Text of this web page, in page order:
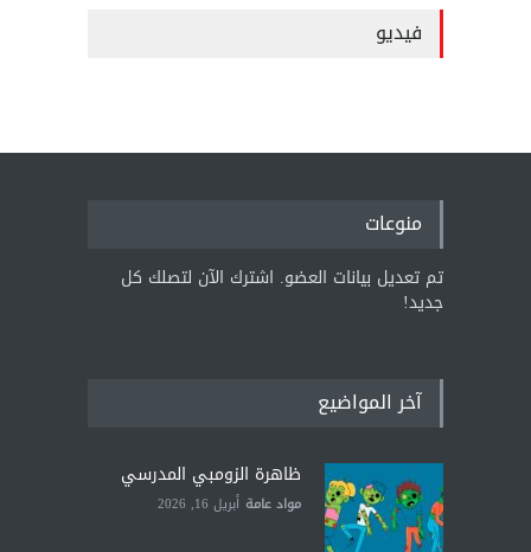
فيديو
منوعات
تم تعديل بيانات العضو. اشترك الآن لتصلك كل
جديد!
آخر المواضيع
ظاهرة الزومبي المدرسي
مواد عامة أبريل 16, 2026